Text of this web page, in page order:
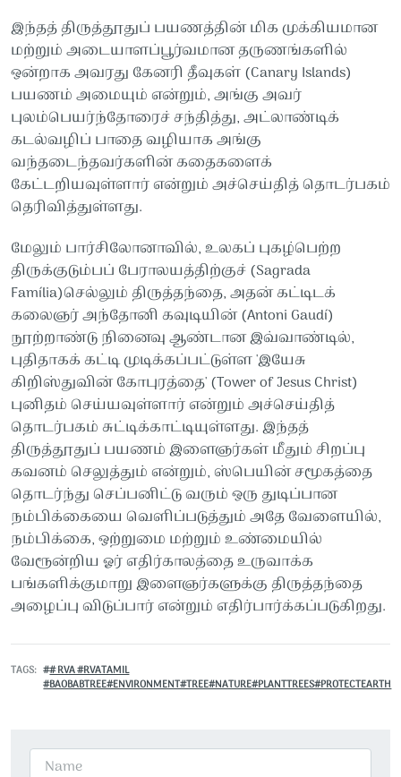
இந்தத் திருத்தூதுப் பயணத்தின் மிக முக்கியமான
மற்றும் அடையாளப்பூர்வமான தருணங்களில்
ஒன்றாக அவரது கேனரி தீவுகள் (Canary Islands)
பயணம் அமையும் என்றும், அங்கு அவர்
புலம்பெயர்ந்தோரைச் சந்தித்து, அட்லாண்டிக்
கடல்வழிப் பாதை வழியாக அங்கு
வந்தடைந்தவர்களின் கதைகளைக்
கேட்டறியவுள்ளார் என்றும் அச்செய்தித் தொடர்பகம்
தெரிவித்துள்ளது.
மேலும் பார்சிலோனாவில், உலகப் புகழ்பெற்ற
திருக்குடும்பப் பேராலயத்திற்குச் (Sagrada
Família)செல்லும் திருத்தந்தை, அதன் கட்டிடக்
கலைஞர் அந்தோனி கவுடியின் (Antoni Gaudí)
நூற்றாண்டு நினைவு ஆண்டான இவ்வாண்டில்,
புதிதாகக் கட்டி முடிக்கப்பட்டுள்ள 'இயேசு
கிறிஸ்துவின் கோபுரத்தை' (Tower of Jesus Christ)
புனிதம் செய்யவுள்ளார் என்றும் அச்செய்தித்
தொடர்பகம் சுட்டிக்காட்டியுள்ளது. இந்தத்
திருத்தூதுப் பயணம் இளைஞர்கள் மீதும் சிறப்பு
கவனம் செலுத்தும் என்றும், ஸ்பெயின் சமூகத்தை
தொடர்ந்து செப்பனிட்டு வரும் ஒரு துடிப்பான
நம்பிக்கையை வெளிப்படுத்தும் அதே வேளையில்,
நம்பிக்கை, ஒற்றுமை மற்றும் உண்மையில்
வேரூன்றிய ஓர் எதிர்காலத்தை உருவாக்க
பங்களிக்குமாறு இளைஞர்களுக்கு திருத்தந்தை
அழைப்பு விடுப்பார் என்றும் எதிர்பார்க்கப்படுகிறது.
TAGS
# RVA #RVATAMIL
#BAOBABTREE#ENVIRONMENT#TREE#NATURE#PLANTTREES#PROTECTEARTH